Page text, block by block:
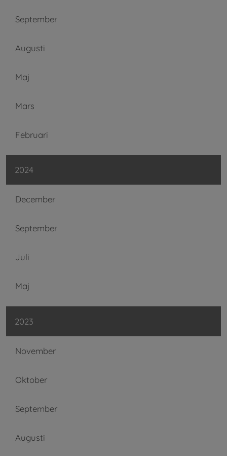
September
Augusti
Maj
Mars
Februari
2024
December
September
Juli
Maj
2023
November
Oktober
September
Augusti